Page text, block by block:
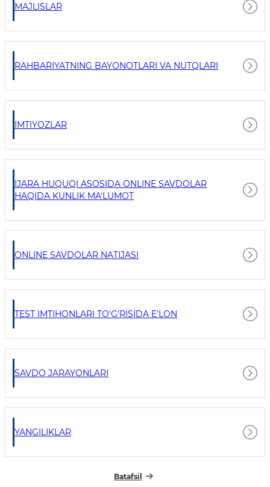
MAJLISLAR
RAHBARIYATNING BAYONOTLARI VA NUTQLARI
IMTIYOZLAR
IJARA HUQUQI ASOSIDA ONLINE SAVDOLAR
HAQIDA KUNLIK MA'LUMOT
ONLINE SAVDOLAR NATIJASI
TEST IMTIHONLARI TO'G'RISIDA E'LON
SAVDO JARAYONLARI
YANGILIKLAR
Batafsil